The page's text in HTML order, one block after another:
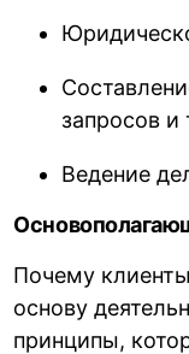
запросов и
Ведение
Почему
основу
принципы,